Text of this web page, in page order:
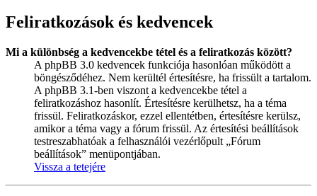
Feliratkozások és kedvencek
Mi a különbség a kedvencekbe tétel és a feliratkozás között?
A phpBB 3.0 kedvencek funkciója hasonlóan működött a
böngésződéhez. Nem kerültél értesítésre, ha frissült a tartalom.
A phpBB 3.1-ben viszont a kedvencekbe tétel a
feliratkozáshoz hasonlít. Értesítésre kerülhetsz, ha a téma
frissül. Feliratkozáskor, ezzel ellentétben, értesítésre kerülsz,
amikor a téma vagy a fórum frissül. Az értesítési beállítások
testreszabhatóak a felhasználói vezérlőpult „Fórum
beállítások” menüpontjában.
Vissza a tetejére